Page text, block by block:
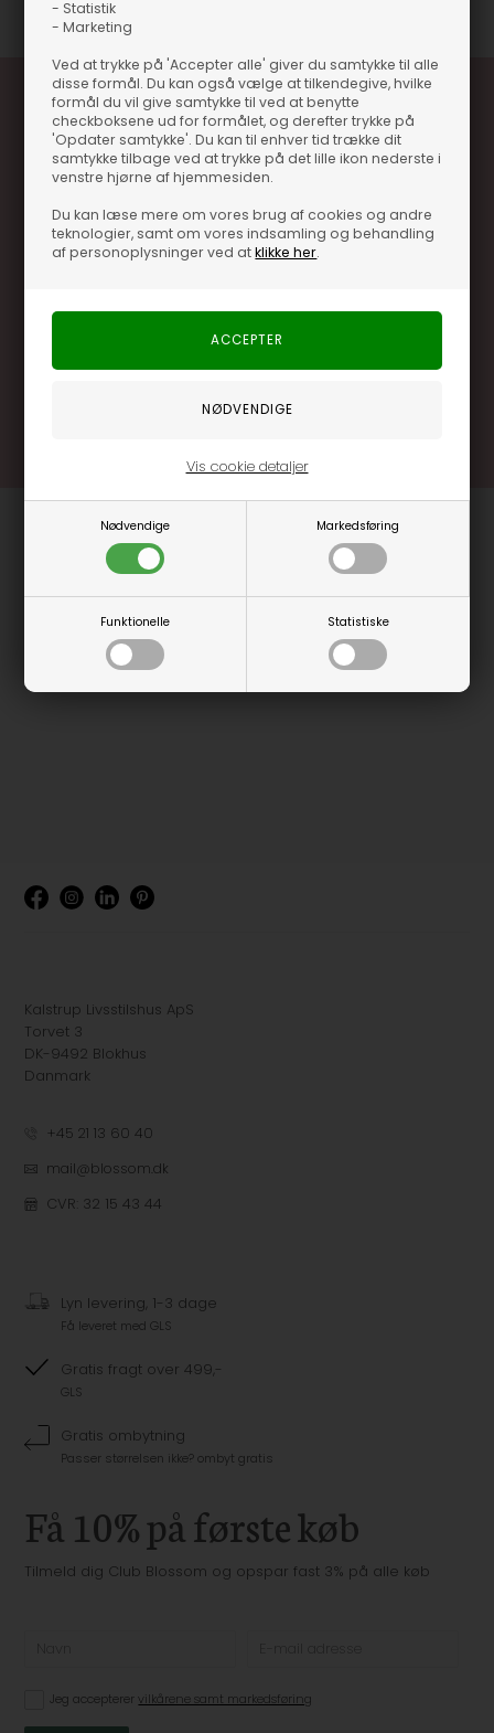
- Statistik
- Marketing
Ved at trykke på 'Accepter alle' giver du samtykke til alle
disse formål. Du kan også vælge at tilkendegive, hvilke
formål du vil give samtykke til ved at benytte
checkboksene ud for formålet, og derefter trykke på
'Opdater samtykke'. Du kan til enhver tid trække dit
samtykke tilbage ved at trykke på det lille ikon nederste i
venstre hjørne af hjemmesiden.
Du kan læse mere om vores brug af cookies og andre
teknologier, samt om vores indsamling og behandling
af personoplysninger ved atklikke her.
Nødvendige Markedsføring
Funktionelle Statistiske
Vis cookie detaljer
Optjen 3% i bonuskroner når du handler
.... og mange flere fordele
Læs mere og bliv medlem
Kalstrup Livsstilshus ApS
Torvet 3
DK-9492 Blokhus
Danmark
+45 21 13 60 40
mail@blossom.dk
CVR: 32 15 43 44
Lyn levering, 1-3 dage
Få leveret med GLS
Gratis fragt over 499,-
GLS
Gratis ombytning
Passer størrelsen ikke? ombyt gratis
Få 10% på første køb
Tilmeld dig Club Blossom og opspar fast 3% på alle køb
Jeg accepterervilkårene samt markedsføring